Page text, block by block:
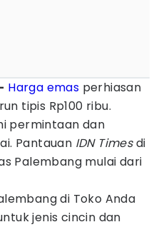
Harga emas perhiasan
tipis Rp100 ribu.
permintaan dan
Pantauan IDN Timesdi
Palembang mulai dari
di Toko Anda
jenis cincin dan